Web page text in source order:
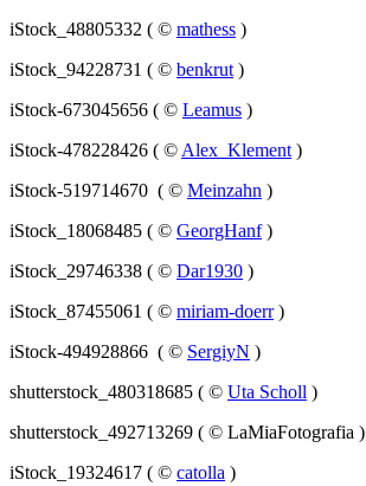
iStock_48805332 ( © mathess )
iStock_94228731 ( © benkrut )
iStock-673045656 ( © Leamus )
iStock-478228426 ( © Alex_Klement )
iStock-519714670 ( © Meinzahn )
iStock_18068485 ( © GeorgHanf)
iStock_29746338 ( © Dar1930 )
iStock_87455061 ( © miriam-doerr)
iStock-494928866 ( © SergiyN )
shutterstock_480318685 ( © Uta Scholl )
shutterstock_492713269 ( © LaMiaFotografia )
iStock_19324617 ( © catolla )